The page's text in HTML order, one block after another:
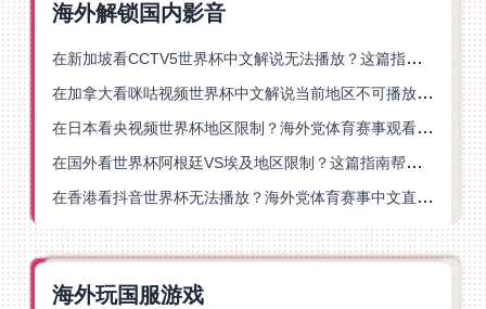
海外解锁国内影音
在新加坡看CCTV5世界杯中文解说无法播放？这篇指南帮你解锁海外体育直播自由
在加拿大看咪咕视频世界杯中文解说当前地区不可播放？这篇指南帮你一键解决
在日本看央视频世界杯地区限制？海外党体育赛事观看终极指南
在国外看世界杯阿根廷VS埃及地区限制？这篇指南帮你搞定中文直播+解说
在香港看抖音世界杯无法播放？海外党体育赛事中文直播终极指南
海外玩国服游戏